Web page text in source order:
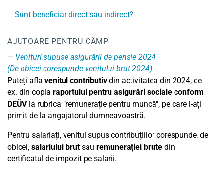
Sunt beneficiar direct sau indirect?
AJUTOARE PENTRU CÂMP
Venituri supuse asigurării de pensie 2024
(De obicei corespunde venitului brut 2024)
Puteți afla venitul contributiv din activitatea din 2024, de
ex. din copia raportului pentru asigurări sociale conform
DEÜVla rubrica "remunerație pentru muncă", pe care l-ați
primit de la angajatorul dumneavoastră.
Pentru salariați, venitul supus contribuțiilor corespunde, de
obicei, salariului brutsau remunerației brute din
certificatul de impozit pe salarii.